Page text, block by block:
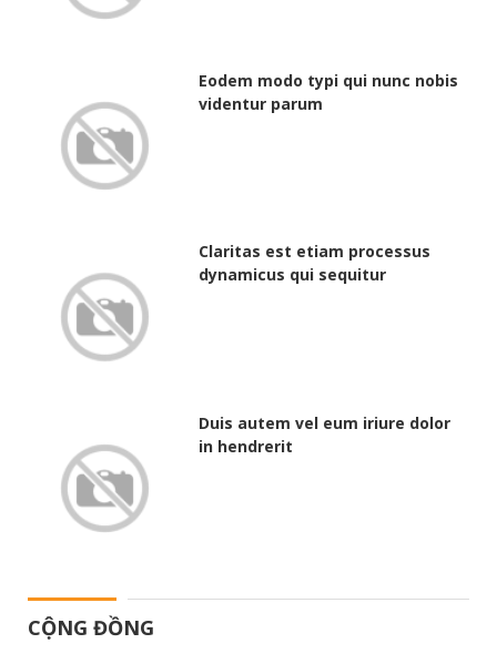
Eodem modo typi qui nunc nobis
videntur parum
Claritas est etiam processus
dynamicus qui sequitur
Duis autem vel eum iriure dolor
in hendrerit
CỘNG ĐỒNG